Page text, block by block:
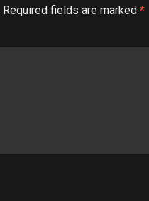
Required fields are marked *